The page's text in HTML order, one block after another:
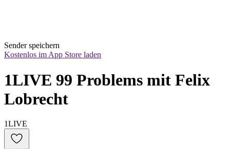
Sender speichern
Kostenlos im App Store laden
1LIVE 99 Problems mit Felix
Lobrecht
1LIVE